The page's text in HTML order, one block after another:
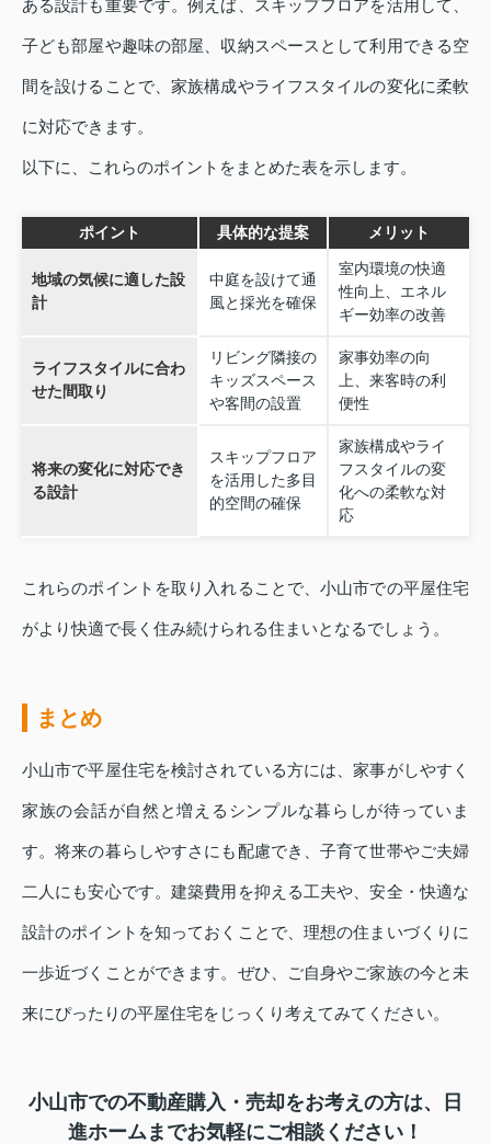
ある設計も重要です。例えば、スキップフロアを活用して、
子ども部屋や趣味の部屋、収納スペースとして利用できる空
間を設けることで、家族構成やライフスタイルの変化に柔軟
に対応できます。
以下に、これらのポイントをまとめた表を示します。
ポイント 具体的な提案 メリット
地域の気候に適した設
計
中庭を設けて通
風と採光を確保
室内環境の快適
性向上、エネル
ギー効率の改善
ライフスタイルに合わ
せた間取り
リビング隣接の
キッズスペース
や客間の設置
家事効率の向
上、来客時の利
便性
将来の変化に対応でき
る設計
スキップフロア
を活用した多目
的空間の確保
家族構成やライ
フスタイルの変
化への柔軟な対
応
これらのポイントを取り入れることで、小山市での平屋住宅
がより快適で長く住み続けられる住まいとなるでしょう。
まとめ
小山市で平屋住宅を検討されている方には、家事がしやすく
家族の会話が自然と増えるシンプルな暮らしが待っていま
す。将来の暮らしやすさにも配慮でき、子育て世帯やご夫婦
二人にも安心です。建築費用を抑える工夫や、安全・快適な
設計のポイントを知っておくことで、理想の住まいづくりに
一歩近づくことができます。ぜひ、ご自身やご家族の今と未
来にぴったりの平屋住宅をじっくり考えてみてください。
小山市での不動産購入・売却をお考えの方は、日
進ホームまでお気軽にご相談ください！